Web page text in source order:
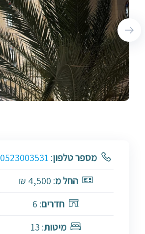
מספר טלפון:
0523003531
החל מ: 4,500 ₪
חדרים: 6
מיטות: 13